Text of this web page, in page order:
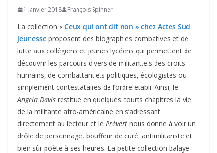
1 janvier 2018 François Spinner
La collection « Ceux qui ont dit non » chez Actes Sud
jeunesse proposent des biographies combatives et de
lutte aux collégiens et jeunes lycéens qui permettent de
découvrir les parcours divers de militant.e.s des droits
humains, de combattant.e.s politiques, écologistes ou
simplement contestataires de l’ordre établi. Ainsi, le
Angela Davis restitue en quelques courts chapitres la vie
de la militante afro-américaine en s’adressant
directement au lecteur et le Prévert nous donne à voir un
drôle de personnage, bouffeur de curé, antimilitariste et
bien sûr poète à ses heures. La petite collection balaye